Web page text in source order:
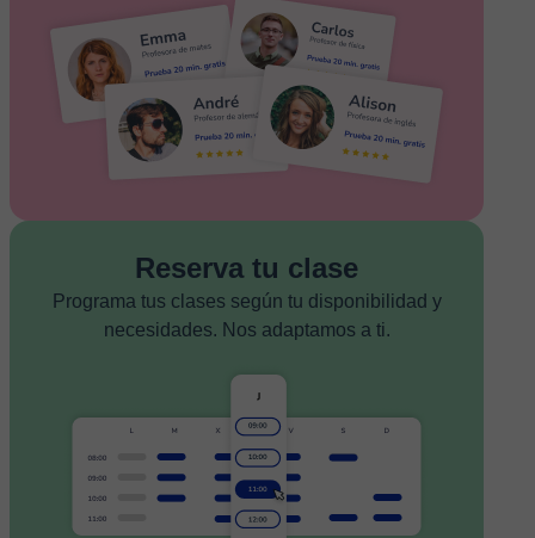
Reserva tu clase
Programa tus clases según tu disponibilidad y
necesidades. Nos adaptamos a ti.